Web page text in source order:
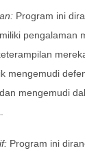
Program ini
pengalaman
mengemudi
mengemudi
Program ini